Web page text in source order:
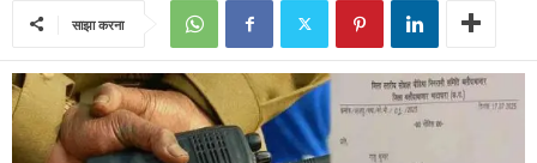
साझा करना